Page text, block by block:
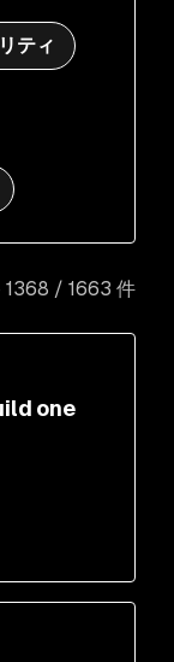
ティ
/ 1663 件
one